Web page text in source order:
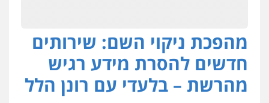
0526655833
עו"ד אורנת קמרון
פלילי תעבורה עורכי דין לענייני אסירים
נוער
מהפכת ניקוי השם: שירותים
חדשים להסרת מידע רגיש
מהרשת – בלעדי עם רונן הלל